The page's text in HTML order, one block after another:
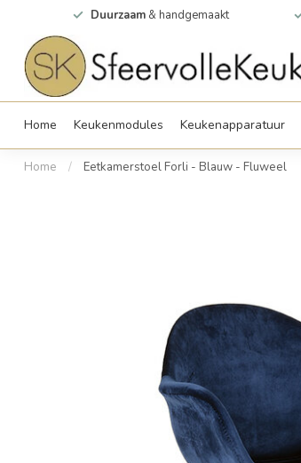
Duurzaam & handgemaakt
Home Keukenmodules Keukenapparatuur
Home / Eetkamerstoel Forli - Blauw - Fluweel